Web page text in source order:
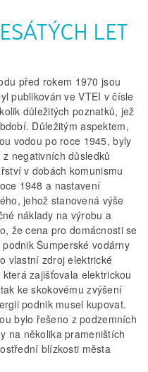
LET
před rokem 1970 jsou
publikován ve VTEI v čísle
důležitých poznatků, jež
Důležitým aspektem,
vodou po roce 1945, byly
negativních důsledků
v dobách komunismu
1948 a nastavení
jehož stanovená výše
náklady na výrobu a
že cena pro domácnosti se
Šumperské vodárny
vlastní zdroj elektrické
zajišťovala elektrickou
ke skokovému zvýšení
podnik musel kupovat.
bylo řešeno z podzemních
na několika prameništích
blízkosti města